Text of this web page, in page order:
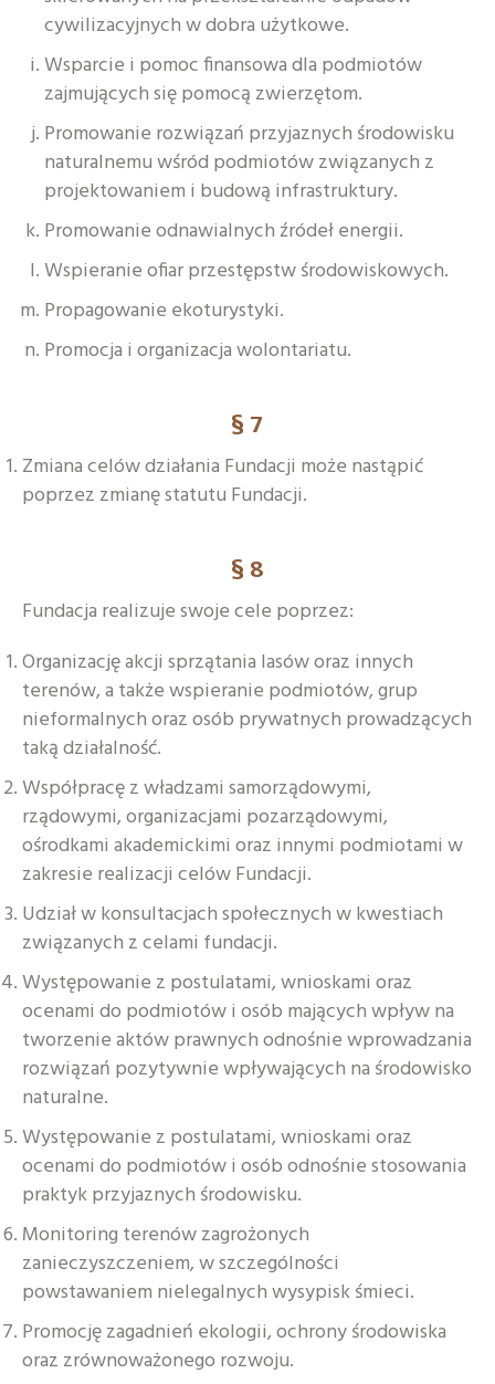
cywilizacyjnych w dobra użytkowe.
Wsparcie i pomoc finansowa dla podmiotów
zajmujących się pomocą zwierzętom.
Promowanie rozwiązań przyjaznych środowisku
naturalnemu wśród podmiotów związanych z
projektowaniem i budową infrastruktury.
Promowanie odnawialnych źródeł energii.
Wspieranie ofiar przestępstw środowiskowych.
Propagowanie ekoturystyki.
Promocja i organizacja wolontariatu.
§ 7
Zmiana celów działania Fundacji może nastąpić
poprzez zmianę statutu Fundacji.
§ 8
Fundacja realizuje swoje cele poprzez:
Organizację akcji sprzątania lasów oraz innych
terenów, a także wspieranie podmiotów, grup
nieformalnych oraz osób prywatnych prowadzących
taką działalność.
Współpracę z władzami samorządowymi,
rządowymi, organizacjami pozarządowymi,
ośrodkami akademickimi oraz innymi podmiotami w
zakresie realizacji celów Fundacji.
Udział w konsultacjach społecznych w kwestiach
związanych z celami fundacji.
Występowanie z postulatami, wnioskami oraz
ocenami do podmiotów i osób mających wpływ na
tworzenie aktów prawnych odnośnie wprowadzania
rozwiązań pozytywnie wpływających na środowisko
naturalne.
Występowanie z postulatami, wnioskami oraz
ocenami do podmiotów i osób odnośnie stosowania
praktyk przyjaznych środowisku.
Monitoring terenów zagrożonych
zanieczyszczeniem, w szczególności
powstawaniem nielegalnych wysypisk śmieci.
Promocję zagadnień ekologii, ochrony środowiska
oraz zrównoważonego rozwoju.